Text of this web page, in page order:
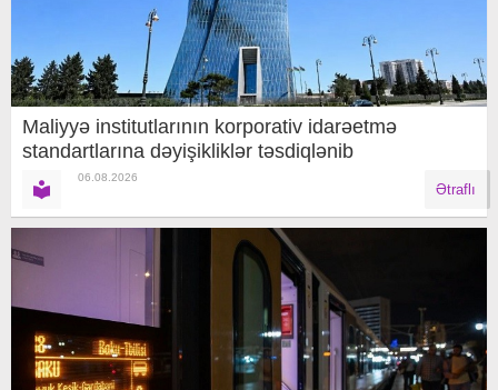
Maliyyə institutlarının korporativ idarəetmə
standartlarına dəyişikliklər təsdiqlənib
06.08.2026
Ətraflı